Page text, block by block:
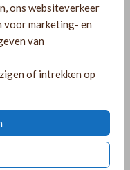
ons websiteverkeer
voor marketing- en
van
of intrekken op
het bordeaux
wens aanpassen in